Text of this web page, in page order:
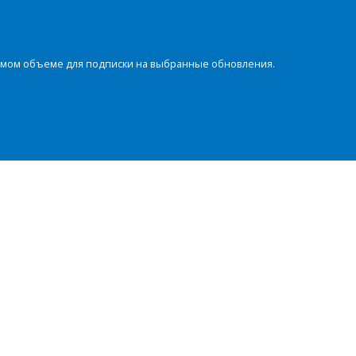
объеме для подписки на выбранные обновления.